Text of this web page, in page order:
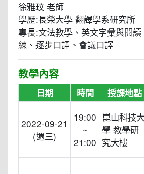
徐雅玟 老師
學歷:長榮大學 翻譯學系研究所
專長:文法教學、英文字彙與閱
練、逐步口譯、會議口譯
教學內容
日期 時間 授課地點
2022-09-21
(週三)
19:00
~
21:00
崑山科技
學 教學研
究大樓